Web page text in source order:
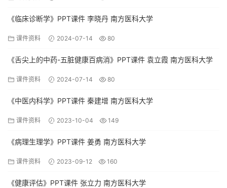
《临床诊断学》PPT课件 李晓丹 南方医科大学
课件资料 2024-07-14 80
《舌尖上的中药-五脏健康百病消》PPT课件 袁立霞 南方医科大学
课件资料 2024-07-14 80
《中医内科学》PPT课件 秦建增 南方医科大学
课件资料 2023-10-04 149
《病理生理学》PPT课件 姜勇 南方医科大学
课件资料 2023-09-12 160
《健康评估》PPT课件 张立力 南方医科大学